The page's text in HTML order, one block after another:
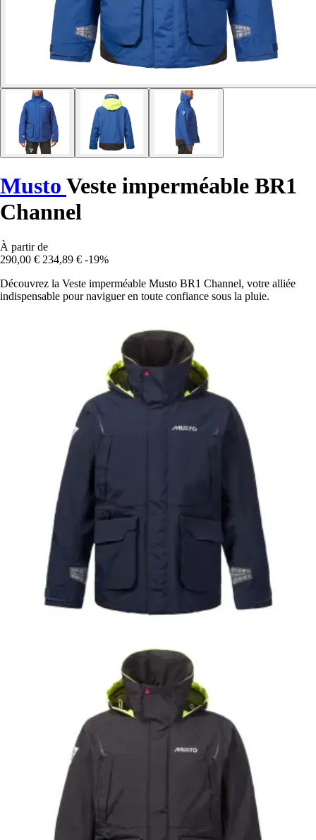
Musto Veste imperméable BR1
Channel
À partir de
290,00 € 234,89 € -19%
Découvrez la Veste imperméable Musto BR1 Channel, votre alliée
indispensable pour naviguer en toute confiance sous la pluie.